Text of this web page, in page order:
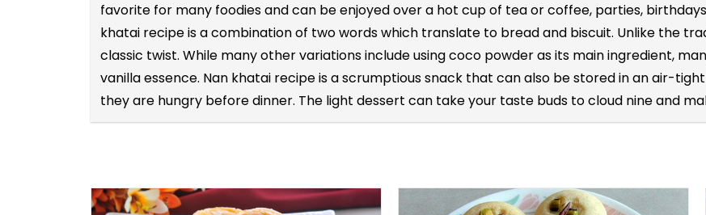
favorite for many foodies and can be enjoyed over a hot cup of tea or coffee, parties,
khatai recipe is a combination of two words which translate to bread and biscuit. Unlike the
classic twist. While many other variations include using coco powder as its main ingredient,
vanilla essence. Nan khatai recipe is a scrumptious snack that can also be stored in an air-
they are hungry before dinner. The light dessert can take your taste buds to cloud nine and